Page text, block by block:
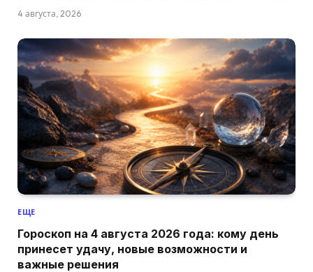
4 августа, 2026
ЕЩЕ
Гороскоп на 4 августа 2026 года: кому день
принесет удачу, новые возможности и
важные решения